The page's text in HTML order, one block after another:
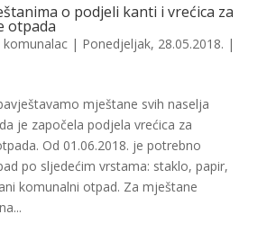
o podjeli kanti i vrećica za
otpada
komunalac| Ponedjeljak, 28.05.2018. |
mještane svih naselja
je započela podjela vrećica za
Od 01.06.2018. je potrebno
po sljedećim vrstama: staklo, papir,
komunalni otpad. Za mještane